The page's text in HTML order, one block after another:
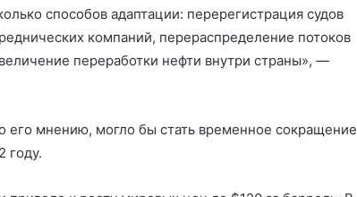
способов адаптации: перерегистрация судов
компаний, перераспределение потоков
переработки нефти внутри страны», —
его мнению, могло бы стать временное сокращение
году.